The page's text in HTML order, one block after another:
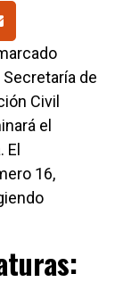
de
Civil
el
16,